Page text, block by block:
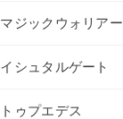
マジックウォリアー
イシュタルゲート
トゥプエデス